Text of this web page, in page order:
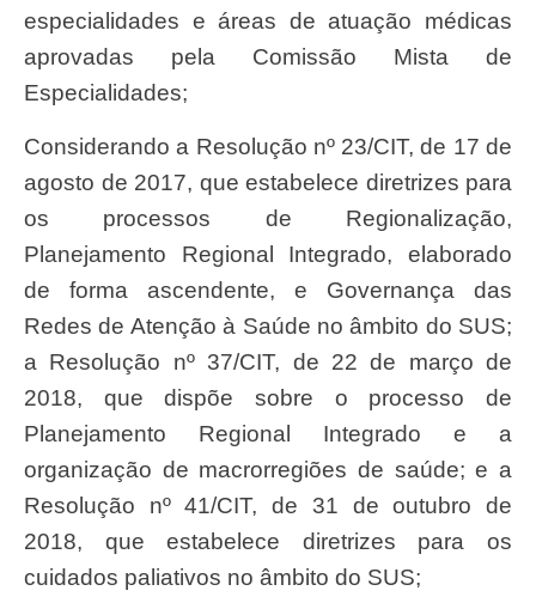
especialidades e áreas de atuação médicas
aprovadas pela Comissão Mista de
Especialidades;
Considerando a Resolução nº 23/CIT, de 17 de
agosto de 2017, que estabelece diretrizes para
os processos de Regionalização,
Planejamento Regional Integrado, elaborado
de forma ascendente, e Governança das
Redes de Atenção à Saúde no âmbito do SUS;
a Resolução nº 37/CIT, de 22 de março de
2018, que dispõe sobre o processo de
Planejamento Regional Integrado e a
organização de macrorregiões de saúde; e a
Resolução nº 41/CIT, de 31 de outubro de
2018, que estabelece diretrizes para os
cuidados paliativos no âmbito do SUS;